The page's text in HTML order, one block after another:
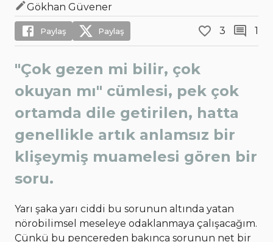
Gökhan Güvener
Paylaş Paylaş 3 1
"Çok gezen mi bilir, çok
okuyan mı" cümlesi, pek çok
ortamda dile getirilen, hatta
genellikle artık anlamsız bir
klişeymiş muamelesi gören bir
soru.
Yarı şaka yarı ciddi bu sorunun altında yatan
nörobilimsel meseleye odaklanmaya çalışacağım.
Çünkü bu pencereden bakınca sorunun net bir